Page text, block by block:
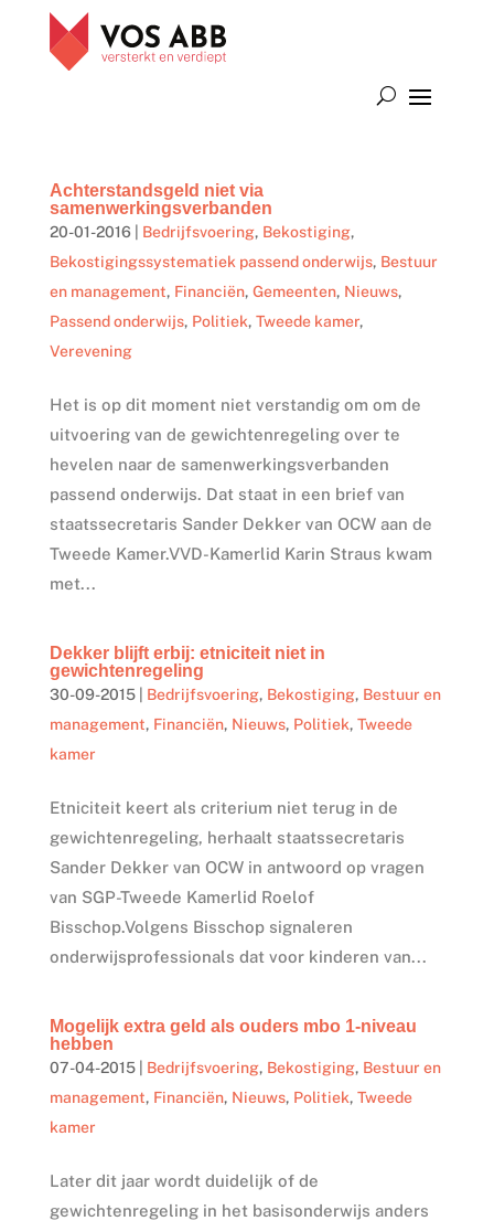
Achterstandsgeld niet via
samenwerkingsverbanden
20-01-2016| Bedrijfsvoering, Bekostiging,
Bekostigingssystematiek passend onderwijs, Bestuur
en management, Financiën, Gemeenten, Nieuws,
Passend onderwijs, Politiek, Tweede kamer,
Verevening
Het is op dit moment niet verstandig om om de
uitvoering van de gewichtenregeling over te
hevelen naar de samenwerkingsverbanden
passend onderwijs. Dat staat in een brief van
staatssecretaris Sander Dekker van OCW aan de
Tweede Kamer.VVD-Kamerlid Karin Straus kwam
met...
Dekker blijft erbij: etniciteit niet in
gewichtenregeling
30-09-2015| Bedrijfsvoering, Bekostiging, Bestuur en
management, Financiën, Nieuws, Politiek, Tweede
kamer
Etniciteit keert als criterium niet terug in de
gewichtenregeling, herhaalt staatssecretaris
Sander Dekker van OCW in antwoord op vragen
van SGP-Tweede Kamerlid Roelof
Bisschop.Volgens Bisschop signaleren
onderwijsprofessionals dat voor kinderen van...
Mogelijk extra geld als ouders mbo 1-niveau
hebben
07-04-2015| Bedrijfsvoering, Bekostiging, Bestuur en
management, Financiën, Nieuws, Politiek, Tweede
kamer
Later dit jaar wordt duidelijk of de
gewichtenregeling in het basisonderwijs anders